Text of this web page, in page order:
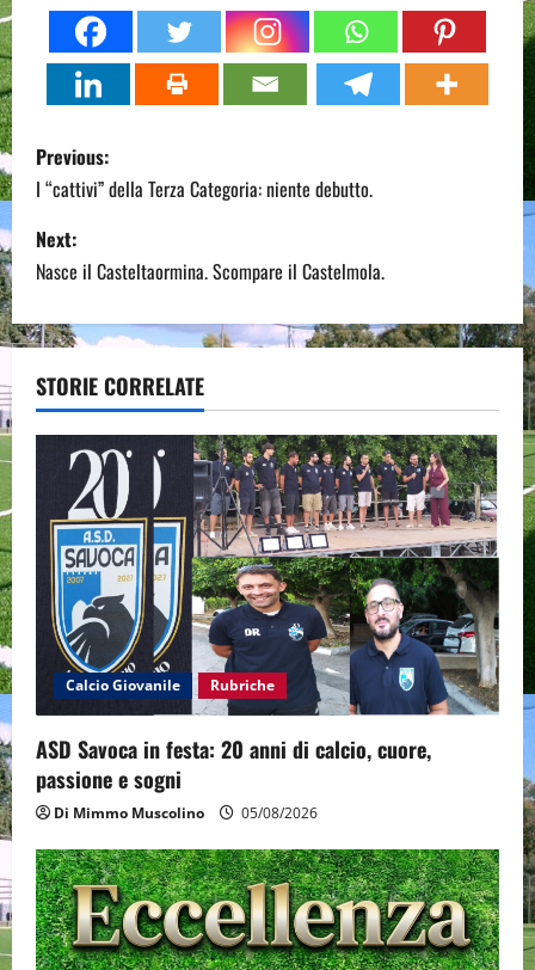
P
o
s
t
n
a
v
g
a
o
n
Previous:
I “cattivi” della Terza Categoria: niente debutto.
Next:
Nasce il Casteltaormina. Scompare il Castelmola.
STORIE CORRELATE
Calcio Giovanile Rubriche
ASD Savoca in festa: 20 anni di calcio, cuore,
passione e sogni
Di Mimmo Muscolino 05/08/2026